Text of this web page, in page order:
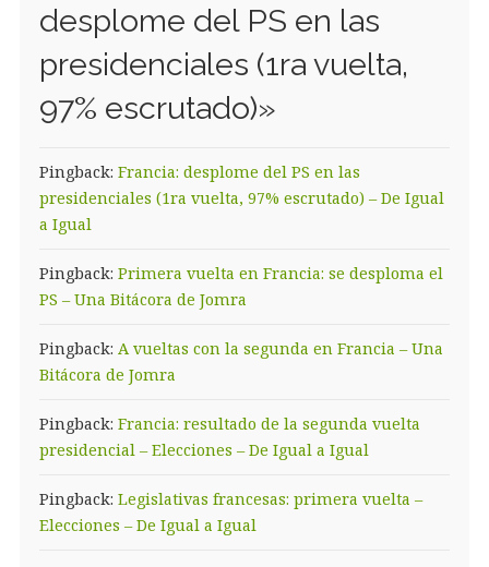
desplome del PS en las
presidenciales (1ra vuelta,
97% escrutado)»
Pingback: Francia: desplome del PS en las
presidenciales (1ra vuelta, 97% escrutado) – De Igual
a Igual
Pingback: Primera vuelta en Francia: se desploma el
PS – Una Bitácora de Jomra
Pingback: A vueltas con la segunda en Francia – Una
Bitácora de Jomra
Pingback: Francia: resultado de la segunda vuelta
presidencial – Elecciones – De Igual a Igual
Pingback: Legislativas francesas: primera vuelta –
Elecciones – De Igual a Igual